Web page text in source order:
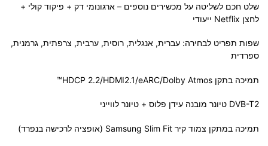
שלט חכם לשליטה על מכשירים נוספים – ארגונומי דק + פיקוד קולי +
לחצן Netflix ייעודי
שפות תפריט לבחירה: עברית, אנגלית, רוסית, ערבית, צרפתית, גרמנית,
ספרדית
תמיכה בתקן HDCP 2.2/HDMI2.1/eARC/Dolby Atmos™
DVB-T2 טיונר מובנה עידן פלוס + טיונר לווייני
תמיכה במתקן צמוד קיר Samsung Slim Fit (אופציה לרכישה בנפרד)